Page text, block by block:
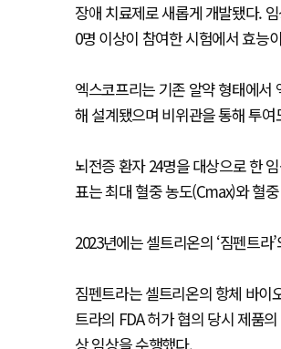
장애 치료제로 새롭게 개발됐다.
0명 이상이 참여한 시험에서 효능
엑스코프리는 기존 알약 형태에서
해 설계됐으며 비위관을 통해 투여
뇌전증 환자 24명을 대상으로 한
표는 최대 혈중 농도(Cmax)와 혈
2023년에는 셀트리온의 ‘짐펜트라
짐펜트라는 셀트리온의 항체 바이
트라의 FDA 허가 협의 당시 제품
상 임상을 수행했다.